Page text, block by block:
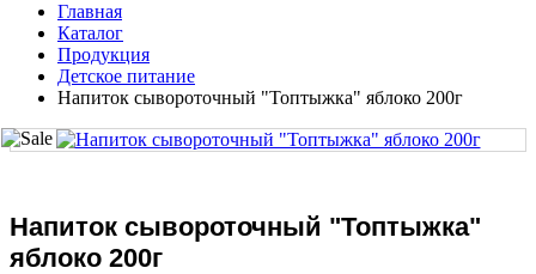
Главная
Каталог
Продукция
Детское питание
Напиток сывороточный "Топтыжка" яблоко 200г
Напиток сывороточный "Топтыжка"
яблоко 200г